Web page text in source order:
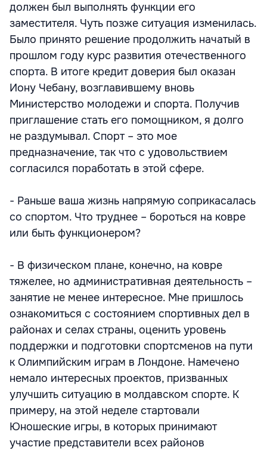
должен был выполнять функции его
заместителя. Чуть позже ситуация изменилась.
Было принято решение продолжить начатый в
прошлом году курс развития отечественного
спорта. В итоге кредит доверия был оказан
Иону Чебану, возглавившему вновь
Министерство молодежи и спорта. Получив
приглашение стать его помощником, я долго
не раздумывал. Спорт – это мое
предназначение, так что с удовольствием
согласился поработать в этой сфере.
- Раньше ваша жизнь напрямую соприкасалась
со спортом. Что труднее – бороться на ковре
или быть функционером?
- В физическом плане, конечно, на ковре
тяжелее, но административная деятельность –
занятие не менее интересное. Мне пришлось
ознакомиться с состоянием спортивных дел в
районах и селах страны, оценить уровень
поддержки и подготовки спортсменов на пути
к Олимпийским играм в Лондоне. Намечено
немало интересных проектов, призванных
улучшить ситуацию в молдавском спорте. К
примеру, на этой неделе стартовали
Юношеские игры, в которых принимают
участие представители всех районов